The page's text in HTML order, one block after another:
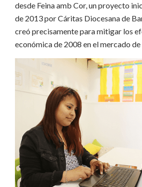
desde Feina amb Cor, un proyecto
de 2013 por Cáritas Diocesana de
creó precisamente para mitigar los
económica de 2008 en el mercado